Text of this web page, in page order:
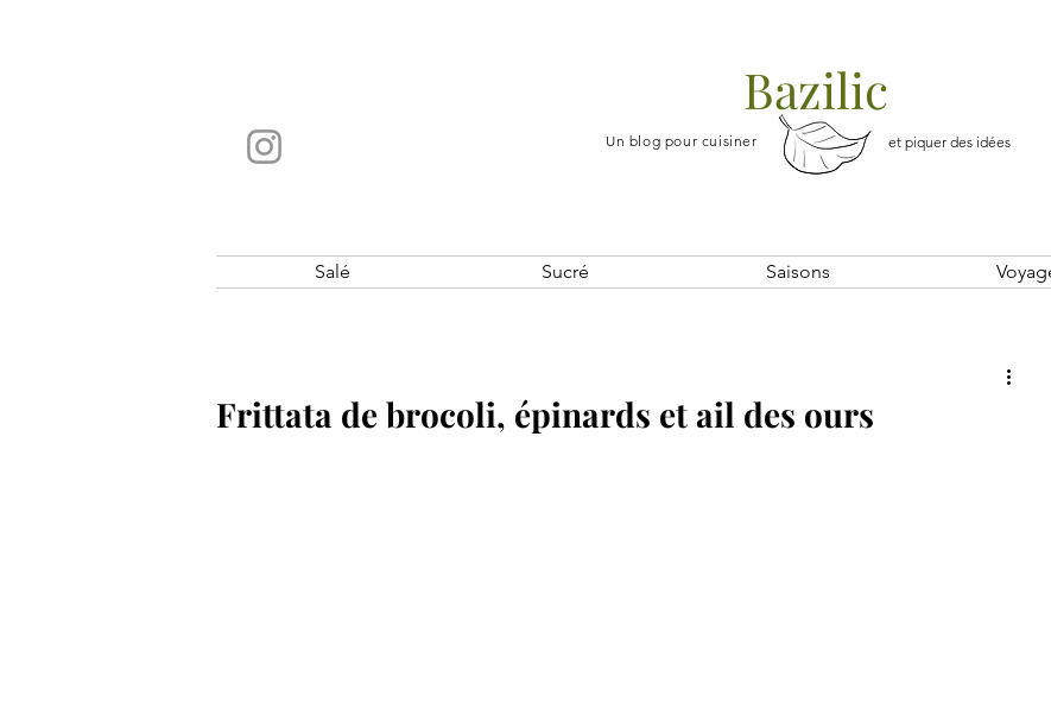
Un blog pour cuisiner
Bazilic
et piquer des idées
Salé Sucré Saisons
Frittata de brocoli, épinards et ail des ours